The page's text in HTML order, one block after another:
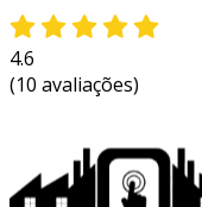
4.6
(10 avaliações)